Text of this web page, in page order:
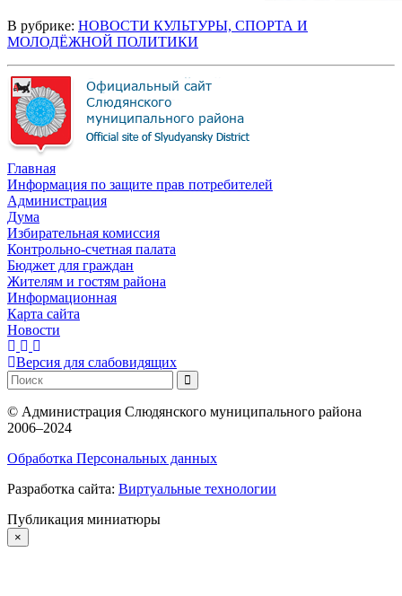
В рубрике: НОВОСТИ КУЛЬТУРЫ, СПОРТА И
МОЛОДЁЖНОЙ ПОЛИТИКИ
Главная
Информация по защите прав потребителей
Администрация
Дума
Избирательная комиссия
Контрольно-счетная палата
Бюджет для граждан
Жителям и гостям района
Информационная
Карта сайта
Новости
Версия для слабовидящих
© Администрация Слюдянского муниципального района
2006–2024
Обработка Персональных данных
Разработка сайта: Виртуальные технологии
Публикация миниатюры
×